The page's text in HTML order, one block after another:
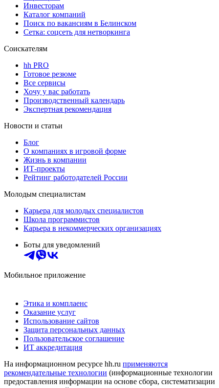
Инвесторам
Каталог компаний
Поиск по вакансиям в Белинском
Сетка: соцсеть для нетворкинга
Соискателям
hh PRO
Готовое резюме
Все сервисы
Хочу у вас работать
Производственный календарь
Экспертная рекомендация
Новости и статьи
Блог
О компаниях в игровой форме
Жизнь в компании
ИТ-проекты
Рейтинг работодателей России
Молодым специалистам
Карьера для молодых специалистов
Школа программистов
Карьера в некоммерческих организациях
Боты для уведомлений
Мобильное приложение
Этика и комплаенс
Оказание услуг
Использование сайтов
Защита персональных данных
Пользовательское соглашение
ИТ аккредитация
На информационном ресурсе hh.ru применяются
рекомендательные технологии (информационные технологии
предоставления информации на основе сбора, систематизации